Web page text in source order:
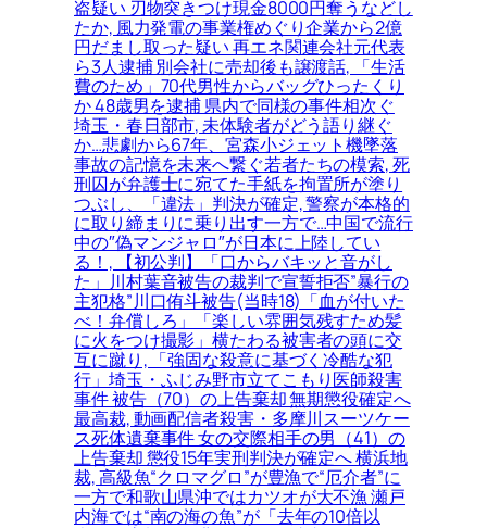
盗疑い 刃物突きつけ現金8000円奪うなどし
たか, 風力発電の事業権めぐり企業から2億
円だまし取った疑い 再エネ関連会社元代表
ら3人逮捕 別会社に売却後も譲渡話, 「生活
費のため」70代男性からバッグひったくり
か 48歳男を逮捕 県内で同様の事件相次ぐ
埼玉・春日部市, 未体験者がどう語り継ぐ
か…悲劇から67年、宮森小ジェット機墜落
事故の記憶を未来へ繋ぐ若者たちの模索, 死
刑囚が弁護士に宛てた手紙を拘置所が塗り
つぶし、「違法」判決が確定, 警察が本格的
に取り締まりに乗り出す一方で…中国で流行
中の″偽マンジャロ″が日本に上陸してい
る！, 【初公判】「口からバキッと音がし
た」川村葉音被告の裁判で宣誓拒否”暴行の
主犯格”川口侑斗被告(当時18)「血が付いた
べ！弁償しろ」「楽しい雰囲気残すため髪
に火をつけ撮影」横たわる被害者の頭に交
互に蹴り, 「強固な殺意に基づく冷酷な犯
行」埼玉・ふじみ野市立てこもり医師殺害
事件 被告（70）の上告棄却 無期懲役確定へ
最高裁, 動画配信者殺害・多摩川スーツケー
ス死体遺棄事件 女の交際相手の男（41）の
上告棄却 懲役15年実刑判決が確定へ 横浜地
裁, 高級魚“クロマグロ”が豊漁で“厄介者”に
一方で和歌山県沖ではカツオが大不漁 瀬戸
内海では“南の海の魚”が「去年の10倍以